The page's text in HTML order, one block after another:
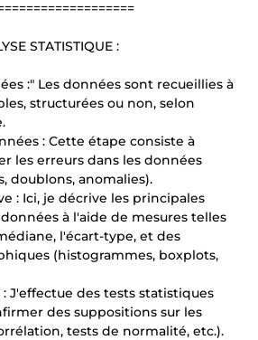
STATISTIQUE :
:" Les données sont recueillies à
structurées ou non, selon
: Cette étape consiste à
les erreurs dans les données
doublons, anomalies).
: Ici, je décrive les principales
à l'aide de mesures telles
l'écart-type, et des
(histogrammes, boxplots,
J'effectue des tests statistiques
des suppositions sur les
tests de normalité, etc.).